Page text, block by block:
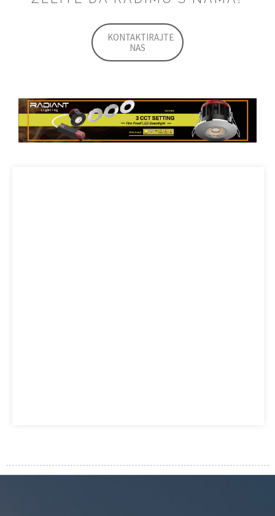
KONTAKTIRAJTE
NAS